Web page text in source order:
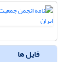
فایل ها